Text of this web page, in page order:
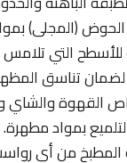
(المجلى)
للأسطح التي
لضمان تناسق
القهوة والشاي
بمواد مطهرة.
المطبخ من أي